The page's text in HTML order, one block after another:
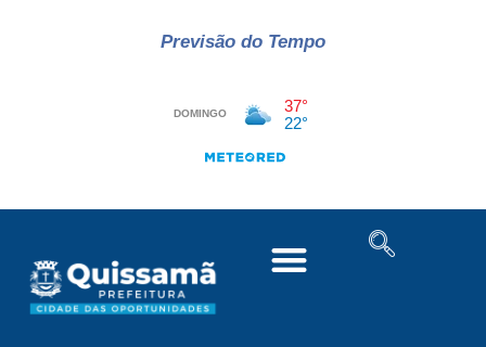
Previsão do Tempo